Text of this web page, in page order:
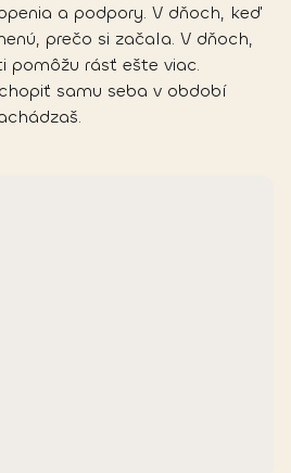
a podpory. V dňoch, keď
prečo si začala. V dňoch,
pomôžu rásť ešte viac.
samu seba v období